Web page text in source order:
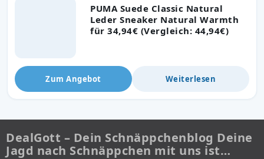
PUMA Suede Classic Natural
Leder Sneaker Natural Warmth
für 34,94€ (Vergleich: 44,94€)
Zum Angebot Weiterlesen
DealGott – Dein Schnäppchenblog Deine
Jagd nach Schnäppchen mit uns ist…